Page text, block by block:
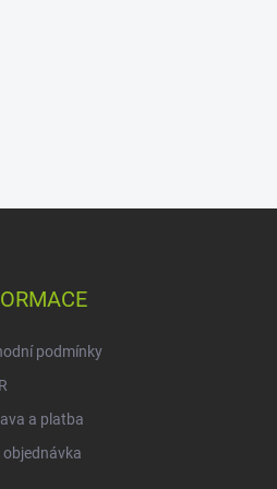
podmínky
a platba
objednávka